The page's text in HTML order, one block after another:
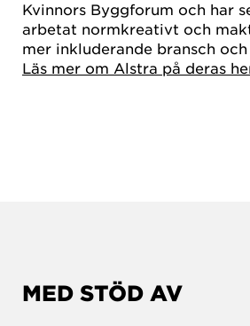
Kvinnors Byggforum och har
arbetat normkreativt och
mer inkluderande bransch
Läs mer om Alstra på deras
MED STÖD AV